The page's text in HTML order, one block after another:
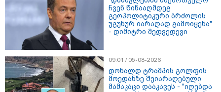
20%-ის ოკუპაცია და
სააკაშვილის, მისი რეჟიმის
ღალატი ვერანაირად ვერ
გადაფარავს ამ დანაშაულს" -
ირაკლი კობახიძე
13:16 / 08-08-2026
"ძალიან ბევრ ინფორმაციას
ვიღებთ ხალხისგან" - რას წერს
ადვოკატი ტარიელ კაკაბაძე
ჩვენ წინააღმდეგ
გეოპოლიტიკური ბრძოლის
უგუნურ იარაღად გამოიყენა"
- დიმიტრი მედვედევი
09:01 / 05-08-2026
დონალდ ტრამპის გოლფის
მოედანზე შეიარაღებული
მამაკაცი დააკავეს - "იღებდა